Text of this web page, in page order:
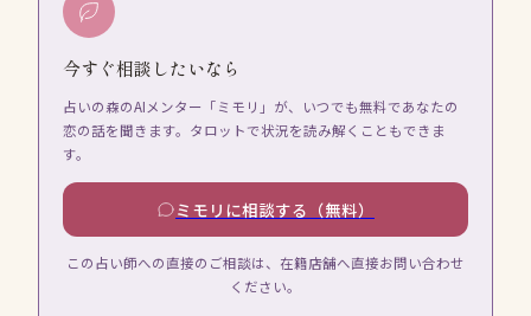
今すぐ相談したいなら
占いの森のAIメンター「ミモリ」が、いつでも無料であなたの
恋の話を聞きます。タロットで状況を読み解くこともできま
す。
ミモリに相談する（無料）
この占い師への直接のご相談は、在籍店舗へ直接お問い合わせ
ください。